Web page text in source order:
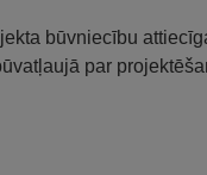
būvniecību
par